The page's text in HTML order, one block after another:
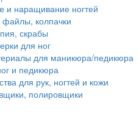
и наращивание ногтей
колпачки
скрабы
для ног
для маникюра/педикюра
и педикюра
для рук, ногтей и кожи
полировщики